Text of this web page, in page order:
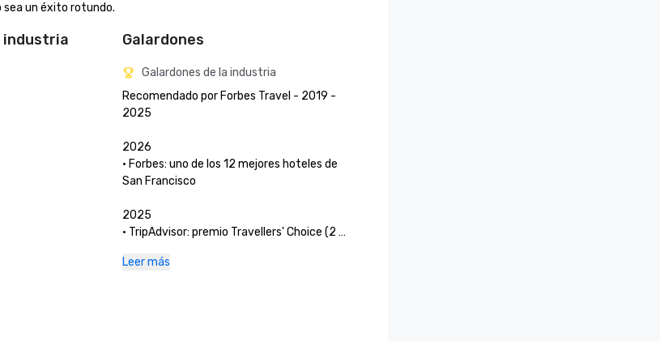
sea un éxito rotundo.
industria Galardones
Galardones de la industria
Recomendado por Forbes Travel - 2019 -
2025
2026
• Forbes: uno de los 12 mejores hoteles de
San Francisco
2025
• TripAdvisor: premio Travellers' Choice (2
• San Francisco Magazine: el Palace Hotel y
Leer más